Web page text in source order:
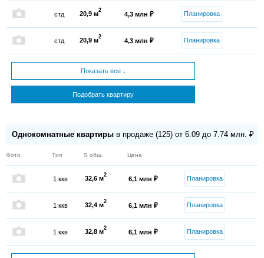
стд 20,9 м2
4,3 млн ₽ Планировка
стд 20,9 м2
4,3 млн ₽ Планировка
Показать все ↓
Подобрать квартиру
Однокомнатные квартиры в продаже (125) от 6.09 до 7.74 млн. ₽
Фото Тип S общ. Цена
1 ккв 32,6 м2
6,1 млн ₽ Планировка
1 ккв 32,4 м2
6,1 млн ₽ Планировка
1 ккв 32,8 м2
6,1 млн ₽ Планировка